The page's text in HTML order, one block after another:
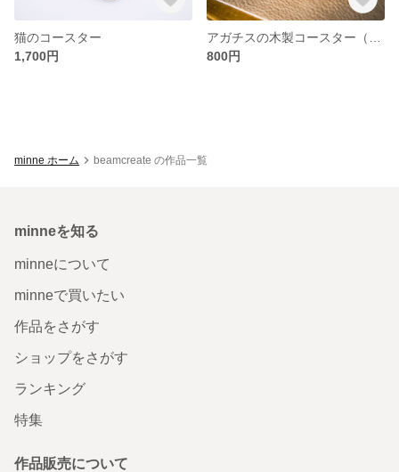
猫のコースター
1,700円
800円
minne ホーム beamcreate の作品一覧
minneを知る
minneについて
minneで買いたい
作品をさがす
ショップをさがす
ランキング
特集
作品販売について